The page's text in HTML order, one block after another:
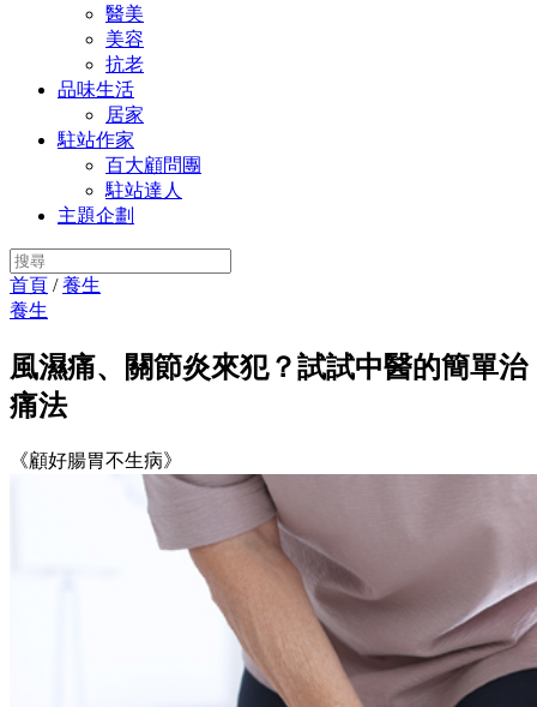
醫美
美容
抗老
品味生活
居家
駐站作家
百大顧問團
駐站達人
主題企劃
首頁 /養生
養生
風濕痛、關節炎來犯？試試中醫的簡單治
痛法
《顧好腸胃不生病》